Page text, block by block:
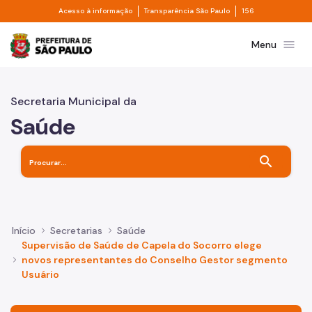
Pular para o Conteúdo principal
Acesso à informação Divisor de acesso à informação
Transparência São Paulo Divisor de
156
Prefeitura de São PauloMenu menu
Secretaria Municipal da
Saúde
search
Início Secretarias
Saúde
Supervisão de Saúde de Capela do Socorro elege
novos representantes do Conselho Gestor segmento
Usuário